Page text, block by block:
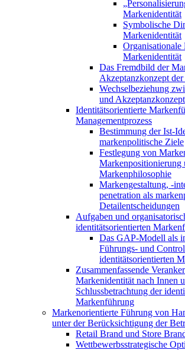
Markenidentität
Symbolische
Markenidentität
Organisationale
Markenidentität
Das Fremdbild der
Akzeptanzkonzept
Wechselbeziehung
und Akzeptanzkonzept
Identitätsorientierte
Managementprozess
Bestimmung der Ist-
markenpolitische Ziele
Festlegung von
Markenpositionierung
Markenphilosophie
Markengestaltung, -
penetration als
Detailentscheidungen
Aufgaben und
identitätsorientierten
Das GAP-Modell als
Führungs- und
identitätsorientierten
Zusammenfassende
Markenidentität nach Innen
Schlussbetrachtung der
Markenführung
Markenorientierte Führung von
unter der Berücksichtigung der
Retail Brand und Store
Wettbewerbsstrategische